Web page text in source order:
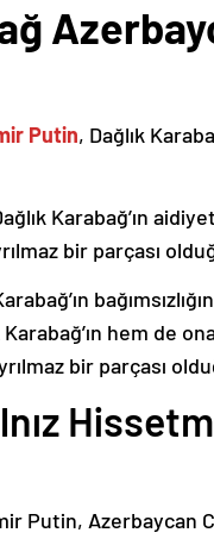
Putin, Dağlık
Karabağ’ın
bir parçası
Karabağ’ın hem de
bir parçası
Putin, Azerbaycan